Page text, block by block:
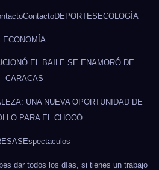
ContactoDEPORTES ECOLOGÍA
ECONOMÍA
EL BAILE SE ENAMORÓ DE
CARACAS
UNA NUEVA OPORTUNIDAD DE
PARA EL CHOCÓ.
Espectaculos
dar todos los días, si tienes un trabajo